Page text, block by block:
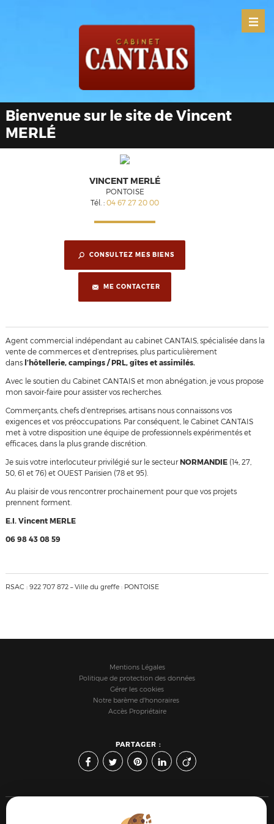
Bienvenue sur le site de Vincent
MERLÉ
VINCENT MERLÉ
PONTOISE
Tél. : 04 67 27 20 00
CONSULTEZ MES BIENS
ME CONTACTER
Agent commercial indépendant au cabinet CANTAIS, spécialisée dans la
vente de commerces et d’entreprises, plus particulièrement
dans l’hôtellerie, campings / PRL, gîtes et assimilés.
Avec le soutien du Cabinet CANTAIS et mon abnégation, je vous propose
mon savoir-faire pour assister vos recherches.
Commerçants, chefs d’entreprises, artisans nous connaissons vos
exigences et vos préoccupations. Par conséquent, le Cabinet CANTAIS
met à votre disposition une équipe de professionnels expérimentés et
efficaces, dans la plus grande discrétion.
Je suis votre interlocuteur privilégié sur le secteurNORMANDIE (14, 27,
50, 61 et 76) et OUEST Parisien (78 et 95).
Au plaisir de vous rencontrer prochainement pour que vos projets
prennent forment.
E.I. Vincent MERLE
06 98 43 08 59
RSAC : 922 707 872 – Ville du greffe : PONTOISE
Mentions Légales
Politique de protection des données
Gérer les cookies
Notre barème d'honoraires
Accès Propriétaire
PARTAGER :